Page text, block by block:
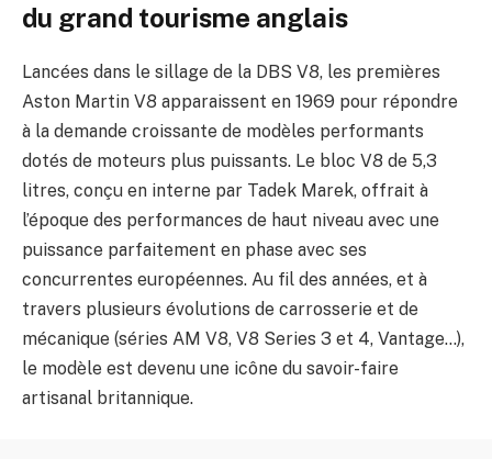
du grand tourisme anglais
Lancées dans le sillage de la DBS V8, les premières
Aston Martin V8 apparaissent en 1969 pour répondre
à la demande croissante de modèles performants
dotés de moteurs plus puissants. Le bloc V8 de 5,3
litres, conçu en interne par Tadek Marek, offrait à
l’époque des performances de haut niveau avec une
puissance parfaitement en phase avec ses
concurrentes européennes. Au fil des années, et à
travers plusieurs évolutions de carrosserie et de
mécanique (séries AM V8, V8 Series 3 et 4, Vantage…),
le modèle est devenu une icône du savoir-faire
artisanal britannique.